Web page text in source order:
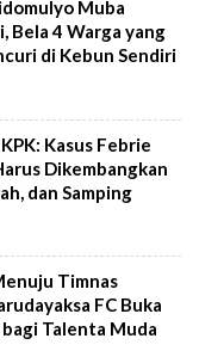
Muba
Bela 4 Warga yang
di Kebun Sendiri
Kasus Febrie
Dikembangkan
dan Samping
Timnas
FC Buka
Talenta Muda